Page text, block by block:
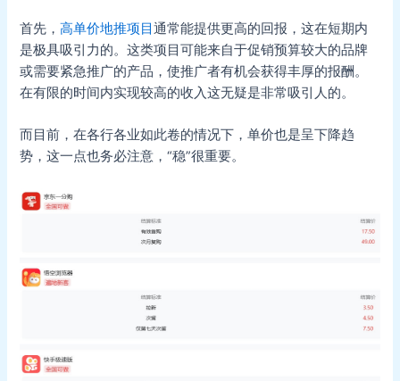
首先，高单价地推项目通常能提供更高的回报，这在短期内
是极具吸引力的。这类项目可能来自于促销预算较大的品牌
或需要紧急推广的产品，使推广者有机会获得丰厚的报酬。
在有限的时间内实现较高的收入这无疑是非常吸引人的。
而目前，在各行各业如此卷的情况下，单价也是呈下降趋
势，这一点也务必注意，“稳”很重要。